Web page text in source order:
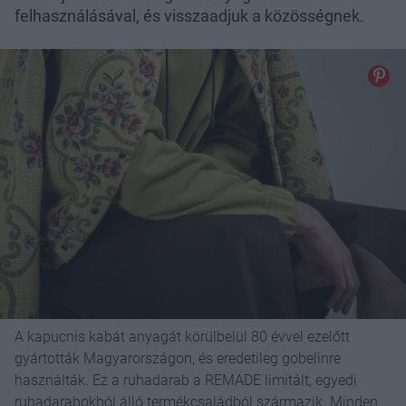
felhasználásával, és visszaadjuk a közösségnek.
A kapucnis kabát anyagát körülbelül 80 évvel ezelőtt
gyártották Magyarországon, és eredetileg gobelinre
használták. Ez a ruhadarab a REMADE limitált, egyedi
ruhadarabokból álló termékcsaládból származik. Minden